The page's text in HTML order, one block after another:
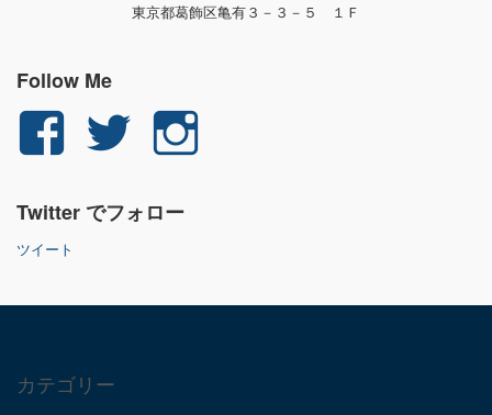
東京都葛飾区亀有３－３－５ １Ｆ
Follow Me
yuichi.fujita.351
ん
ロ
yu_1_fjt
ん
Twitter でフォロー
ツイート
カテゴリー